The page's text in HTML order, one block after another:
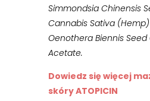
Simmondsia Chinensis
Cannabis Sativa (Hemp)
Oenothera Biennis Seed
Acetate.
Dowiedz się więcej
skóry ATOPICIN